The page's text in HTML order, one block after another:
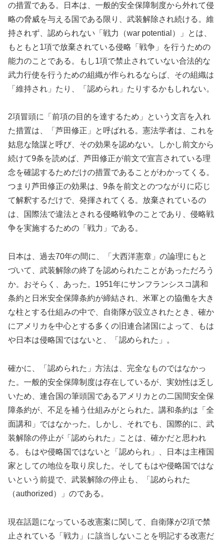
の措置である。日本は、一般的安全保障制度から外れて侵
略の脅威を与える国である限り、武装解除され続ける。維
持されず、認められない「戦力（war potential）」とは、
もともと1項で放棄されている侵略「戦争」を行うための
能力のことである。もし1項で禁止されていない合法的な
武力行使を行うための組織が作られるならば、その組織は
「維持され」たり、「認められ」たりするかもしれない。
2項冒頭に「前項の目的を達するため」という文言を入れ
た措置は、「芦田修正」と呼ばれる。憲法学者は、これを
姑息な陰謀と呼び、その効果を認めない。しかし前文から
続けて9条を読めば、芦田修正が前文で宣言されている理
念を確認するためだけの措置であることがわかってくる。
つまり芦田修正の効果は、9条を前文とのつながりに応じ
て解釈するだけで、発揮されてくる。放棄されているの
は、国際法で違法とされる侵略戦争のことであり、侵略戦
争を実施するための「戦力」である。
日本は、過去70年の間に、「大西洋憲章」の論理にもと
づいて、武装解除の終了を認められたことがあっただろう
か。おそらく、あった。1951年にサンフランシスコ講和
条約と日米安全保障条約が締結され、米軍との協働を大き
な柱とする仕組みの中で、自衛隊が設立されたとき、確か
にアメリカを中心とする多くの旧連合諸国によって、もは
や日本は侵略国ではないと、「認められた」。
確かに、「認められた」方法は、完全なものではなかっ
た。一般的安全保障制度は存在しているが、実効性は乏し
いため、連合国の筆頭国であるアメリカとの二国間安全保
障条約が、不足を補う仕組みがとられた。講和条約は「全
面講和」ではなかった。しかし、それでも、国際的に、武
装解除の停止が「認められた」ことは、確かだと思われ
る。もはや侵略国ではないと「認められ」、日本は主権国
家としての地位を取り戻した。そしてもはや侵略国ではな
いという前提で、武装解除の停止も、「認められた
（authorized）」のである。
現在話題になっている改憲案に関して、自衛隊が2項で禁
止されている「戦力」に該当しないことを明記する改憲だ